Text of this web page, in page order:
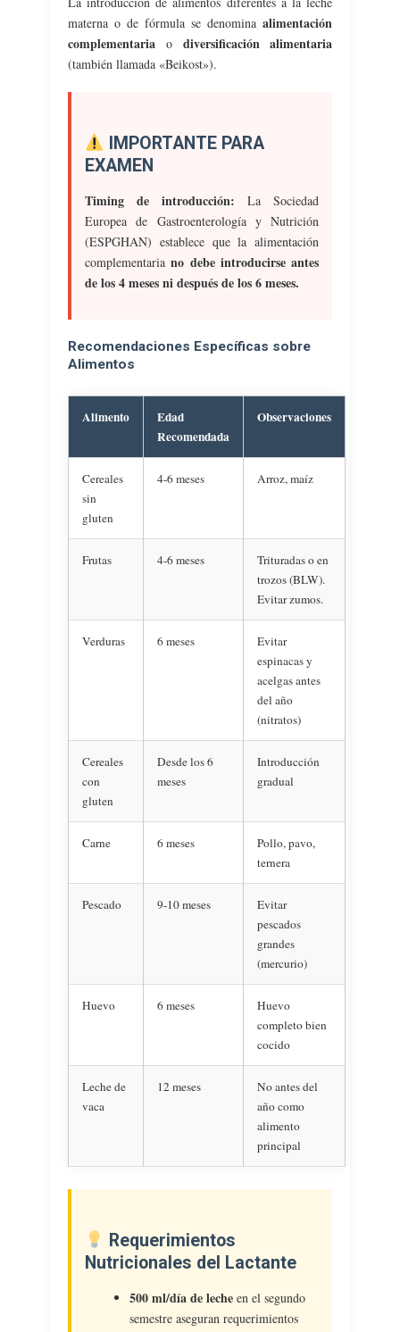
materna o de fórmula se denominaalimentación
complementariao diversificación alimentaria
(también llamada «Beikost»).
IMPORTANTE PARA
EXAMEN
Timing de introducción: La Sociedad
Europea de Gastroenterología y Nutrición
(ESPGHAN) establece que la alimentación
complementariano debe introducirse antes
de los 4 meses ni después de los 6 meses.
Recomendaciones Específicas sobre
Alimentos
Alimento
Edad
Recomendada
Observaciones
Cereales
sin
gluten
4-6 meses Arroz, maíz
Frutas 4-6 meses
Trituradas o en
trozos (BLW).
Evitar zumos.
Verduras 6 meses
Evitar
espinacas y
acelgas antes
del año
(nitratos)
Cereales
con
gluten
Desde los 6
meses
Introducción
gradual
Carne 6 meses
Pollo, pavo,
ternera
Pescado 9-10 meses
Evitar
pescados
grandes
(mercurio)
Huevo 6 meses
Huevo
completo bien
cocido
Leche de
vaca
12 meses
No antes del
año como
alimento
principal
Requerimientos
Nutricionales del Lactante
500 ml/día de lecheen el segundo
semestre aseguran requerimientos